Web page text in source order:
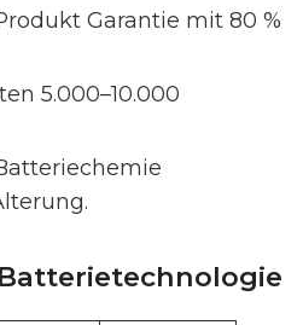
Garantie mit 80 %
5.000–10.000